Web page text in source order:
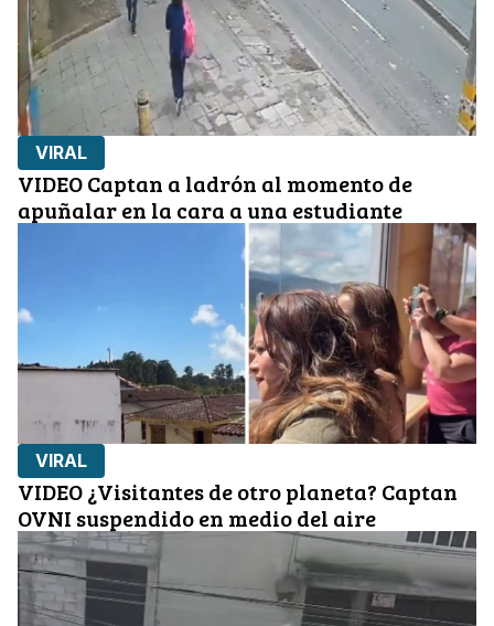
VIRAL
VIDEO Captan a ladrón al momento de
apuñalar en la cara a una estudiante
VIRAL
VIDEO ¿Visitantes de otro planeta? Captan
OVNI suspendido en medio del aire